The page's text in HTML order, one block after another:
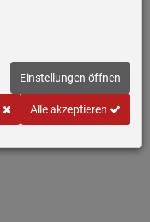
Einstellungen öffnen
Alle akzeptieren